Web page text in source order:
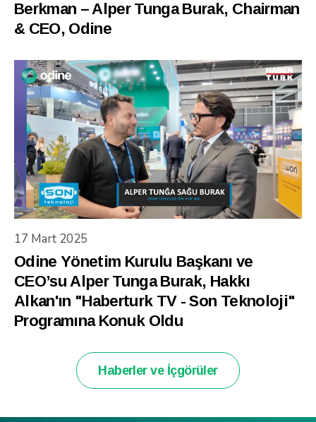
Berkman – Alper Tunga Burak, Chairman
& CEO, Odine
17 Mart 2025
Odine Yönetim Kurulu Başkanı ve
CEO’su Alper Tunga Burak, Hakkı
Alkan'ın "Haberturk TV - Son Teknoloji"
Programına Konuk Oldu
Haberler ve İçgörüler